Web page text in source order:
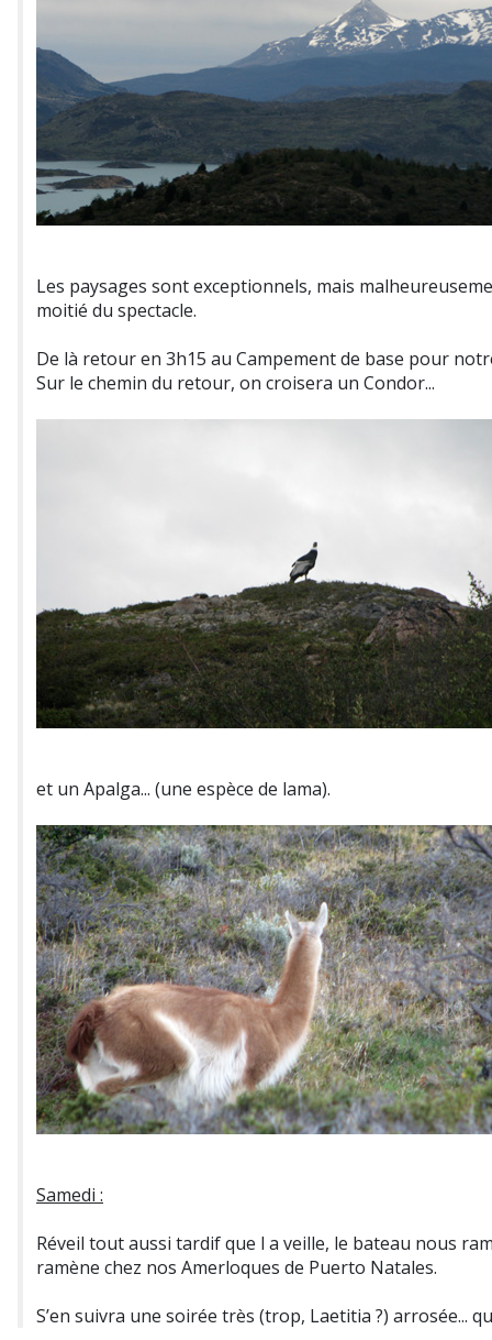
Les paysages sont exceptionnels, mais
moitié du spectacle.
De là retour en 3h15 au Campement de base pour
Sur le chemin du retour, on croisera un Condor...
et un Apalga... (une espèce de lama).
Samedi :
Réveil tout aussi tardif que l a veille, le bateau nous
ramène chez nos Amerloques de Puerto Natales.
S’en suivra une soirée très (trop, Laetitia ?) arrosée...